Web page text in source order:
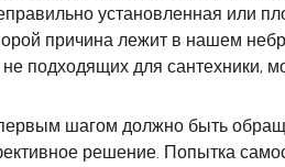
установленная или
причина лежит в нашем
подходящих для сантехники,
первым шагом должно быть
решение. Попытка